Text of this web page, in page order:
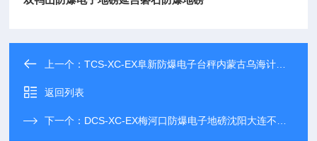
上一个：TCS-XC-EX阜新防爆电子台秤内蒙古乌海计数台秤
返回列表
下一个： DCS-XC-EX梅河口防爆电子地磅沈阳大连不锈钢地磅